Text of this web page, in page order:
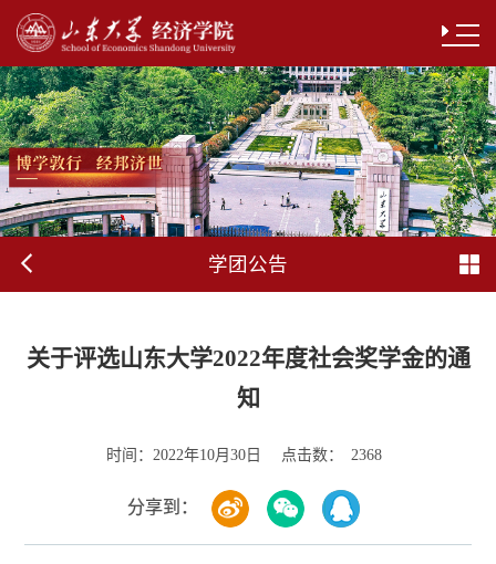
学团公告
关于评选山东大学2022年度社会奖学金的通
知
时间： 2022年10月30日 点击数： 2368
分享到：